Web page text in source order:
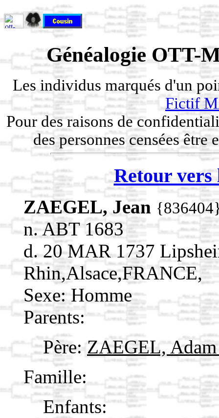
Généalogie OTT-
Les individus marqués d'un
Fictif
Pour des raisons de
des personnes censées
Retour vers
ZAEGEL, Jean
n. ABT 1683
d. 20 MAR 1737
Rhin,Alsace,FRANCE,
Sexe: Homme
Parents:
Père:ZAEGEL,
Famille:
Enfants: